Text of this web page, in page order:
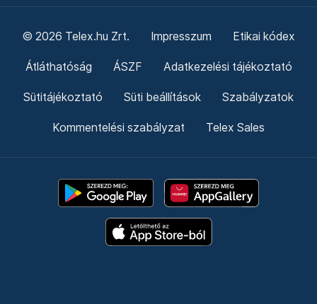
© 2026 Telex.hu Zrt. Impresszum Etikai kódex
Átláthatóság ÁSZF Adatkezelési tájékoztató
Sütitájékoztató Süti beállítások Szabályzatok
Kommentelési szabályzat Telex Sales